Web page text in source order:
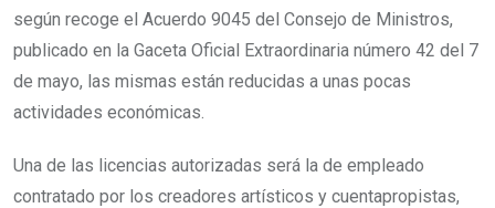
según recoge el Acuerdo 9045 del Consejo de Ministros,
publicado en la Gaceta Oficial Extraordinaria número 42 del 7
de mayo, las mismas están reducidas a unas pocas
actividades económicas.
Una de las licencias autorizadas será la de empleado
contratado por los creadores artísticos y cuentapropistas,